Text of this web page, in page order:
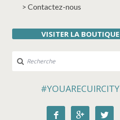
> Contactez-nous
VISITER LA BOUTIQUE
#YOUARECUIRCITY
  